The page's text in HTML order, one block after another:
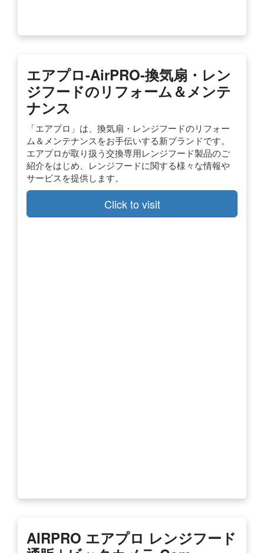
エアプロ-AirPRO-換気扇・レン
ジフードのリフォーム＆メンテ
ナンス
「エアプロ」は、換気扇・レンジフードのリフォー
ム＆メンテナンスをお手伝いする新ブランドです。
エアプロが取り扱う交換専用レンジフード製品のご
紹介をはじめ、レンジフードに関する様々な情報や
サービスを提供します。
Click to visit
AIRPRO エアプロ レンジフード